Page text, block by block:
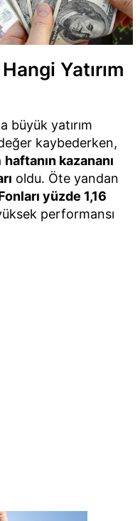
Yatırım
büyük yatırım
kaybederken,
haftanın kazananı
oldu. Öte yandan
yüzde 1,16
performansı